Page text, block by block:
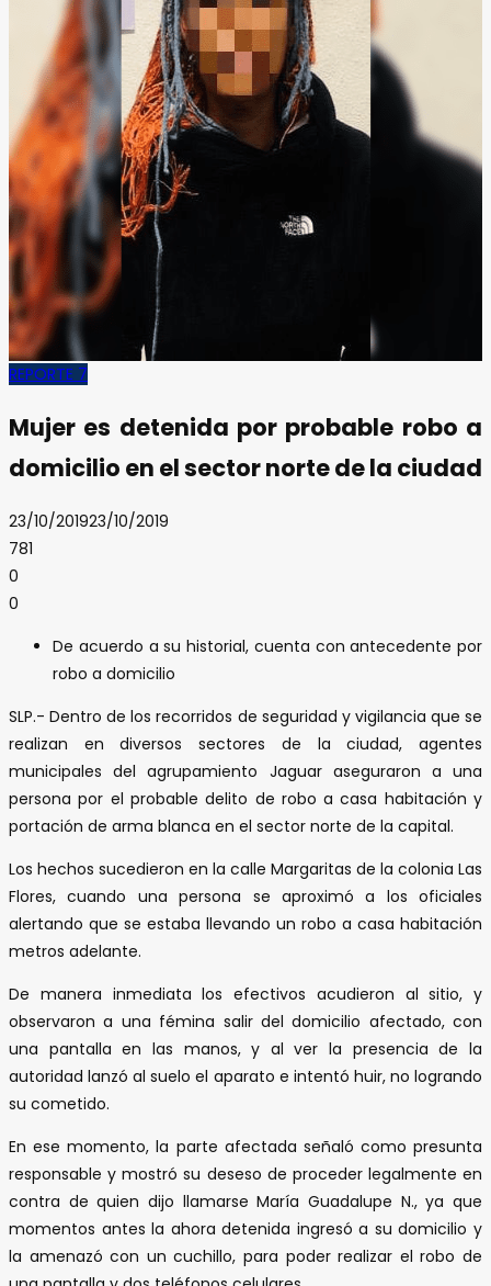
REPORTE 7
Mujer es detenida por probable robo a
domicilio en el sector norte de la ciudad
23/10/201923/10/2019
781
0
0
De acuerdo a su historial, cuenta con antecedente por
robo a domicilio
SLP.- Dentro de los recorridos de seguridad y vigilancia que se
realizan en diversos sectores de la ciudad, agentes
municipales del agrupamiento Jaguar aseguraron a una
persona por el probable delito de robo a casa habitación y
portación de arma blanca en el sector norte de la capital.
Los hechos sucedieron en la calle Margaritas de la colonia Las
Flores, cuando una persona se aproximó a los oficiales
alertando que se estaba llevando un robo a casa habitación
metros adelante.
De manera inmediata los efectivos acudieron al sitio, y
observaron a una fémina salir del domicilio afectado, con
una pantalla en las manos, y al ver la presencia de la
autoridad lanzó al suelo el aparato e intentó huir, no logrando
su cometido.
En ese momento, la parte afectada señaló como presunta
responsable y mostró su deseso de proceder legalmente en
contra de quien dijo llamarse María Guadalupe N., ya que
momentos antes la ahora detenida ingresó a su domicilio y
la amenazó con un cuchillo, para poder realizar el robo de